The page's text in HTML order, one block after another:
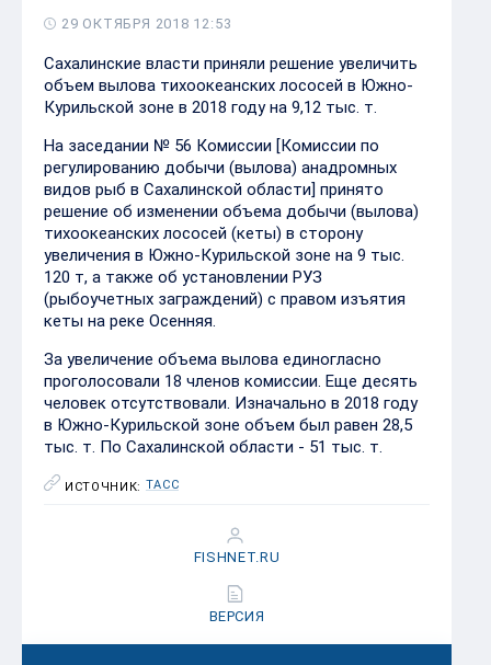
29 ОКТЯБРЯ 2018 12:53
Сахалинские власти приняли решение увеличить
объем вылова тихоокеанских лососей в Южно-
Курильской зоне в 2018 году на 9,12 тыс. т.
На заседании № 56 Комиссии [Комиссии по
регулированию добычи (вылова) анадромных
видов рыб в Сахалинской области] принято
решение об изменении объема добычи (вылова)
тихоокеанских лососей (кеты) в сторону
увеличения в Южно-Курильской зоне на 9 тыс.
120 т, а также об установлении РУЗ
(рыбоучетных заграждений) с правом изъятия
кеты на реке Осенняя.
За увеличение объема вылова единогласно
проголосовали 18 членов комиссии. Еще десять
человек отсутствовали. Изначально в 2018 году
в Южно-Курильской зоне объем был равен 28,5
тыс. т. По Сахалинской области - 51 тыс. т.
ИСТОЧНИК: ТАСС
FISHNET.RU
ВЕРСИЯ